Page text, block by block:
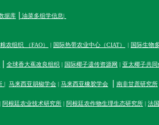
据库| 油菜多组学信息|
农组织 （FAO） | 国际热带农业中心（CIAT） | 国际生物
全球香大蕉改良组织 | 国际椰子遗传资源网 | 亚太椰子共同
| 马来西亚胡椒学会| 马来西亚橡胶学会 南非甘蔗研究所
阿根廷农业技术研究所| 阿根廷农作物生理生态研究所| 法